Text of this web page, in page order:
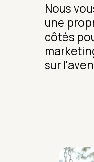
Nous
une
côtés
sur